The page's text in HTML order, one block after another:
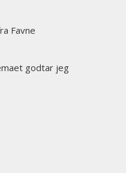
Favne
godtar jeg